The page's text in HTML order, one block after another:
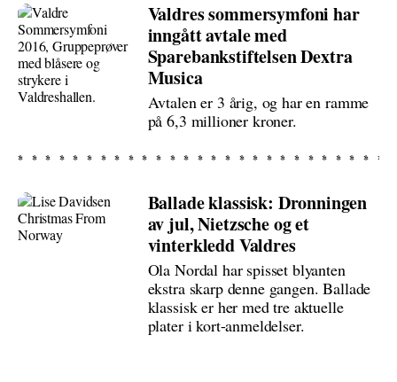
Valdres sommersymfoni har
inngått avtale med
Sparebankstiftelsen Dextra
Musica
Avtalen er 3 årig, og har en ramme
på 6,3 millioner kroner.
Ballade klassisk: Dronningen
av jul, Nietzsche og et
vinterkledd Valdres
Ola Nordal har spisset blyanten
ekstra skarp denne gangen. Ballade
klassisk er her med tre aktuelle
plater i kort-anmeldelser.